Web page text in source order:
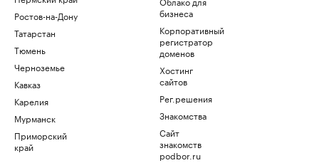
Ростов-на-Дону
Татарстан
Тюмень
Черноземье
Кавказ
Карелия
Мурманск
Приморский
край
бизнеса
Корпоративный
регистратор
доменов
Хостинг
сайтов
Рег.решения
Знакомства
Сайт
знакомств
podbor.ru